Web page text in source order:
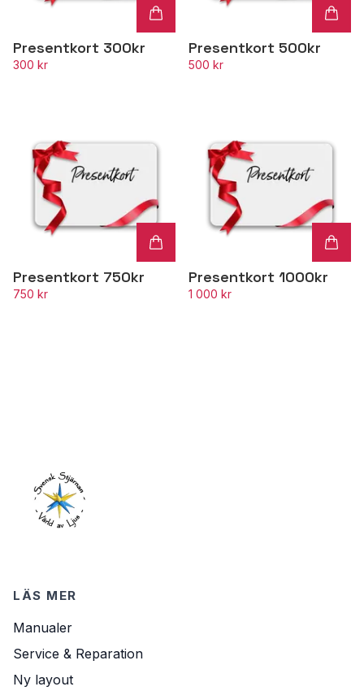
Presentkort 300kr
300 kr
Presentkort 500kr
500 kr
Presentkort 750kr
750 kr
Presentkort 1000kr
1 000 kr
LÄS MER
Manualer
Service & Reparation
Ny layout